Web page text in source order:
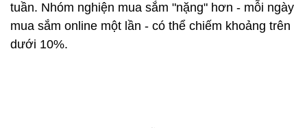
tuần. Nhóm nghiện mua sắm "nặng" hơn - mỗi ngày
mua sắm online một lần - có thể chiếm khoảng trên
dưới 10%.